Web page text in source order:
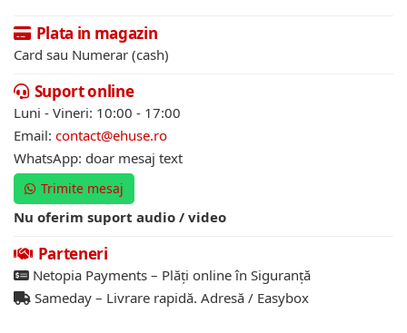
Plata in magazin
Card sau Numerar (cash)
Suport online
Luni - Vineri: 10:00 - 17:00
Email: contact@ehuse.ro
WhatsApp: doar mesaj text
Trimite mesaj
Nu oferim suport audio / video
Parteneri
Netopia Payments – Plăți online în Siguranță
Sameday – Livrare rapidă. Adresă / Easybox